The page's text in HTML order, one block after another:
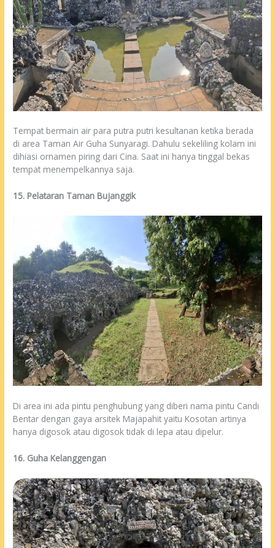
Tempat bermain air para putra putri kesultanan ketika berada
di area Taman Air Guha Sunyaragi. Dahulu sekeliling kolam ini
dihiasi ornamen piring dari Cina. Saat ini hanya tinggal bekas
tempat menempelkannya saja.
15. Pelataran Taman Bujanggik
Di area ini ada pintu penghubung yang diberi nama pintu Candi
Bentar dengan gaya arsitek Majapahit yaitu Kosotan artinya
hanya digosok atau digosok tidak di lepa atau dipelur.
16. Guha Kelanggengan